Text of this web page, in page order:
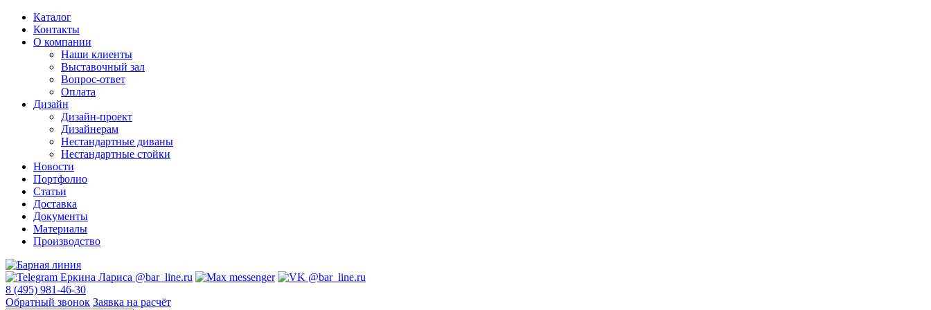
Каталог
Контакты
О компании
Наши клиенты
Выставочный зал
Вопрос-ответ
Оплата
Дизайн
Дизайн-проект
Дизайнерам
Нестандартные диваны
Нестандартные стойки
Новости
Портфолио
Статьи
Доставка
Документы
Материалы
Производство
8 (495) 981-46-30
Обратный звонок Заявка на расчёт